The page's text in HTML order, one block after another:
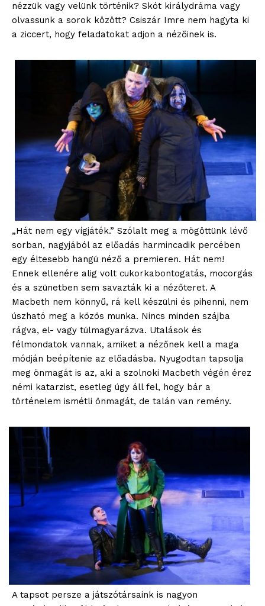
nézzük vagy velünk történik? Skót királydráma vagy
olvassunk a sorok között? Csiszár Imre nem hagyta ki
a ziccert, hogy feladatokat adjon a nézőinek is.
„Hát nem egy vígjáték.” Szólalt meg a mögöttünk lévő
sorban, nagyjából az előadás harmincadik percében
egy éltesebb hangú néző a premieren. Hát nem!
Ennek ellenére alig volt cukorkabontogatás, mocorgás
és a szünetben sem savazták ki a nézőteret. A
Macbeth nem könnyű, rá kell készülni és pihenni, nem
úszható meg a közös munka. Nincs minden szájba
rágva, el- vagy túlmagyarázva. Utalások és
félmondatok vannak, amiket a nézőnek kell a maga
módján beépítenie az előadásba. Nyugodtan tapsolja
meg önmagát is az, aki a szolnoki Macbeth végén érez
némi katarzist, esetleg úgy áll fel, hogy bár a
történelem ismétli önmagát, de talán van remény.
A tapsot persze a játszótársaink is nagyon